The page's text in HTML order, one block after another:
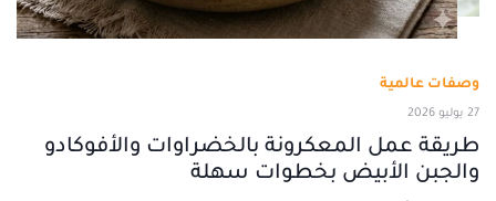
وصفات عالمية
27 يوليو 2026
طريقة عمل المعكرونة بالخضراوات والأفوكادو
والجبن الأبيض بخطوات سهلة